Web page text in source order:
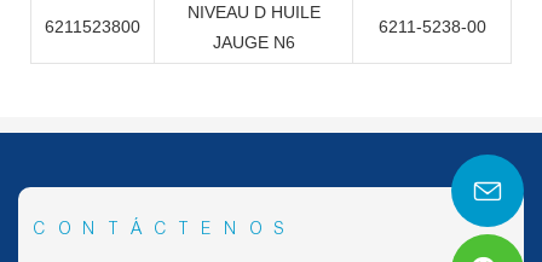
6211523800
NIVEAU D HUILE
JAUGE N6
6211-5238-00
CONTÁCTENOS